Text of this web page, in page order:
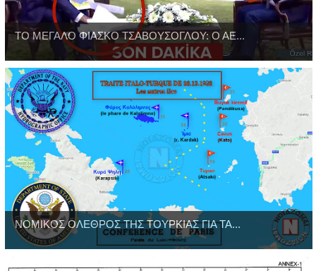
ΤΟ ΜΕΓΑΛΟ ΦΙΑΣΚΟ ΤΣΑΒΟΥΣΟΓΛΟΥ: Ο ΑΕ...
ΝΟΜΙΚΟΣ ΟΛΕΘΡΟΣ ΤΗΣ ΤΟΥΡΚΙΑΣ ΓΙΑ ΤΑ...